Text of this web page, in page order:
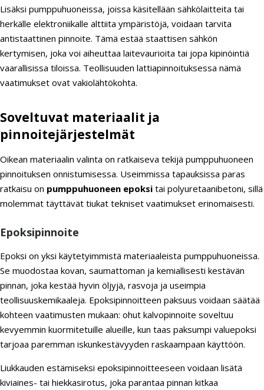
Lisäksi pumppuhuoneissa, joissa käsitellään sähkölaitteita tai
herkälle elektroniikalle alttiita ympäristöjä, voidaan tarvita
antistaattinen pinnoite. Tämä estää staattisen sähkön
kertymisen, joka voi aiheuttaa laitevaurioita tai jopa kipinöintiä
vaarallisissa tiloissa. Teollisuuden lattiapinnoituksessa nämä
vaatimukset ovat vakiolähtökohta.
Soveltuvat materiaalit ja
pinnoitejärjestelmät
Oikean materiaalin valinta on ratkaiseva tekijä pumppuhuoneen
pinnoituksen onnistumisessa. Useimmissa tapauksissa paras
ratkaisu on pumppuhuoneen epoksi tai polyuretaanibetoni, sillä
molemmat täyttävät tiukat tekniset vaatimukset erinomaisesti.
Epoksipinnoite
Epoksi on yksi käytetyimmistä materiaaleista pumppuhuoneissa.
Se muodostaa kovan, saumattoman ja kemiallisesti kestävän
pinnan, joka kestää hyvin öljyjä, rasvoja ja useimpia
teollisuuskemikaaleja. Epoksipinnoitteen paksuus voidaan säätää
kohteen vaatimusten mukaan: ohut kalvopinnoite soveltuu
kevyemmin kuormitetuille alueille, kun taas paksumpi valuepoksi
tarjoaa paremman iskunkestävyyden raskaampaan käyttöön.
Liukkauden estämiseksi epoksipinnoitteeseen voidaan lisätä
kiviaines- tai hiekkasirotus, joka parantaa pinnan kitkaa